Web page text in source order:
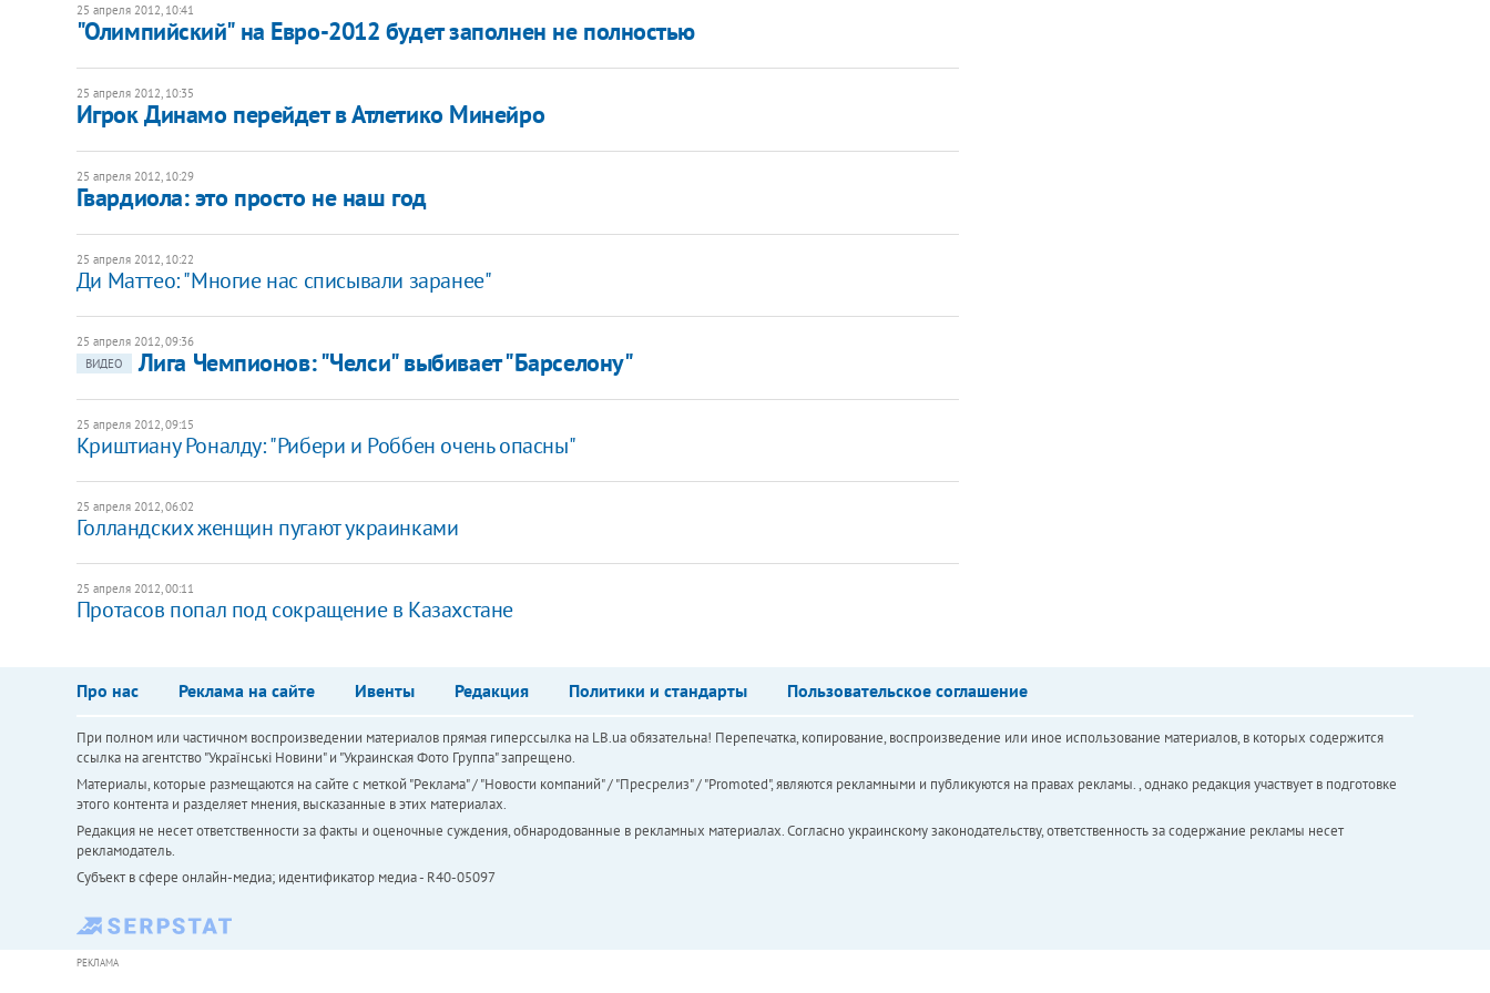
25 апреля 2012, 10:41
"Олимпийский" на Евро-2012 будет заполнен не полностью
25 апреля 2012, 10:35
Игрок Динамо перейдет в Атлетико Минейро
25 апреля 2012, 10:29
Гвардиола: это просто не наш год
25 апреля 2012, 10:22
Ди Маттео: "Многие нас списывали заранее"
25 апреля 2012, 09:36
ВИДЕО
Лига Чемпионов: "Челси" выбивает "Барселону"
25 апреля 2012, 09:15
Криштиану Роналду: "Рибери и Роббен очень опасны"
25 апреля 2012, 06:02
Голландских женщин пугают украинками
25 апреля 2012, 00:11
Протасов попал под сокращение в Казахстане
Про нас Реклама на сайте Ивенты Редакция Политики и стандарты Пользовательское соглашение
При полном или частичном воспроизведении материалов прямая гиперссылка на LB.ua обязательна! Перепечатка, копирование, воспроизведение или иное использование материалов, в которых содержится
ссылка на агентство "Українськi Новини" и "Украинская Фото Группа" запрещено.
Материалы, которые размещаются на сайте с меткой "Реклама" / "Новости компаний" / "Пресрелиз" / "Promoted", являются рекламными и публикуются на правах рекламы. , однако редакция участвует в подготовке
этого контента и разделяет мнения, высказанные в этих материалах.
Редакция не несет ответственности за факты и оценочные суждения, обнародованные в рекламных материалах. Согласно украинскому законодательству, ответственность за содержание рекламы несет
рекламодатель.
Субъект в сфере онлайн-медиа; идентификатор медиа - R40-05097
РЕКЛАМА